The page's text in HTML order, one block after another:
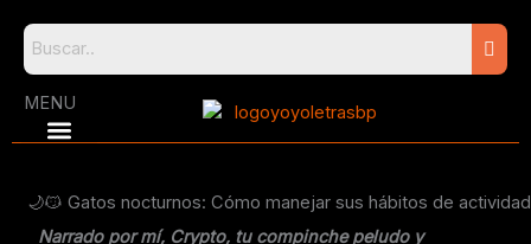
content
MENU
🌙😼 Gatos nocturnos: Cómo manejar sus hábitos de actividad
Narrado por mí, Crypto, tu compinche peludo y